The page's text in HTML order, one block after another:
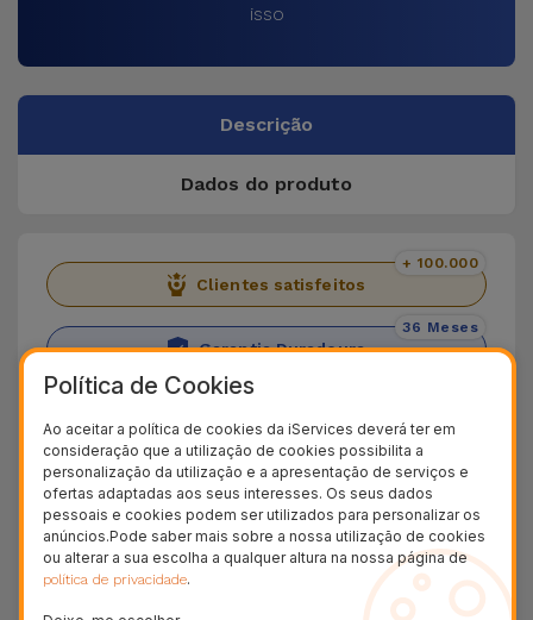
isso
Descrição
Dados do produto
Clientes satisfeitos
+ 100.000
Garantia Duradoura
36 Meses
Descubra a Película Galaxy Tab
Apresentamos a Película de vidro para Samsung
Galaxy Tab, uma solução perfeita para proteger
o ecrã do seu tablet contra riscos, impactos até
Política de Cookies
Ao aceitar a política de cookies da iServices deverá ter em
consideração que a utilização de cookies possibilita a
personalização da utilização e a apresentação de serviços e
ofertas adaptadas aos seus interesses. Os seus dados
pessoais e cookies podem ser utilizados para personalizar os
anúncios.Pode saber mais sobre a nossa utilização de cookies
ou alterar a sua escolha a qualquer altura na nossa página de
política de privacidade.